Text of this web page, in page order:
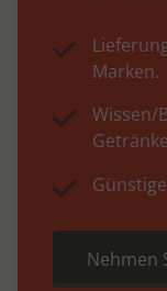
Marken.
Wissen/
Nehmen